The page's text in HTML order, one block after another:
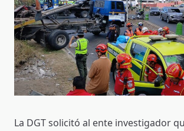
La DGT solicitó al ente investigador